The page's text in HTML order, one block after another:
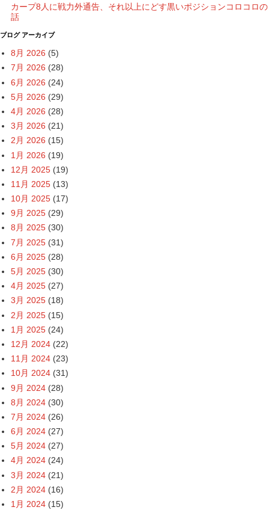
カープ8人に戦力外通告、それ以上にどす黒いポジションコロコロの
話
ブログ アーカイブ
8月 2026 (5)
7月 2026 (28)
6月 2026 (24)
5月 2026 (29)
4月 2026 (28)
3月 2026 (21)
2月 2026 (15)
1月 2026 (19)
12月 2025 (19)
11月 2025 (13)
10月 2025 (17)
9月 2025 (29)
8月 2025 (30)
7月 2025 (31)
6月 2025 (28)
5月 2025 (30)
4月 2025 (27)
3月 2025 (18)
2月 2025 (15)
1月 2025 (24)
12月 2024 (22)
11月 2024 (23)
10月 2024 (31)
9月 2024 (28)
8月 2024 (30)
7月 2024 (26)
6月 2024 (27)
5月 2024 (27)
4月 2024 (24)
3月 2024 (21)
2月 2024 (16)
1月 2024 (15)